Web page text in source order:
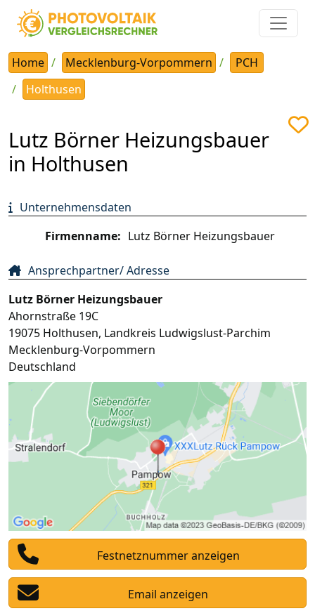
Home Mecklenburg-Vorpommern
PCH
Holthusen
Lutz Börner Heizungsbauer
in Holthusen
Unternehmensdaten
Firmenname: Lutz Börner Heizungsbauer
Ansprechpartner/ Adresse
Lutz Börner Heizungsbauer
Ahornstraße 19C
19075 Holthusen, Landkreis Ludwigslust-Parchim
Mecklenburg-Vorpommern
Deutschland
Festnetznummer anzeigen
Email anzeigen